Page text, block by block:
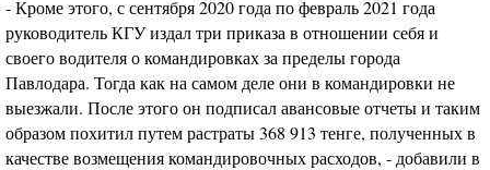
- Кроме этого, с сентября 2020 года по февраль 2021 года
руководитель КГУ издал три приказа в отношении себя и
своего водителя о командировках за пределы города
Павлодара. Тогда как на самом деле они в командировки не
выезжали. После этого он подписал авансовые отчеты и таким
образом похитил путем растраты 368 913 тенге, полученных в
качестве возмещения командировочных расходов, - добавили в